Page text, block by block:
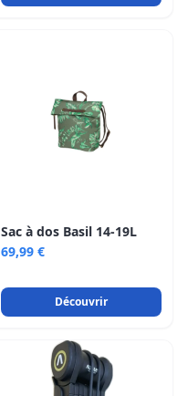
Sac à dos Basil 14-19L
69,99 €
Découvrir